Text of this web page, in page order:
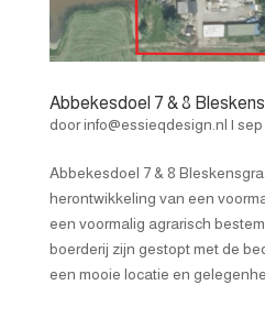
Abbekesdoel 7 & 8
doorinfo@essieqdesign.nl | sep
Abbekesdoel 7 & 8
herontwikkeling van een
een voormalig agrarisch
boerderij zijn gestopt met de
een mooie locatie en